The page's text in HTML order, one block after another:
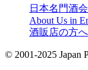
日本名門酒
About Us in
酒販店の方へ
© 2001-2025 Japan